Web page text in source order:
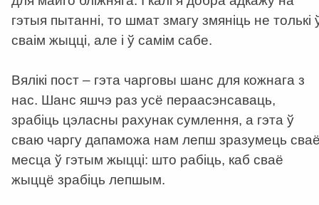
гэтыя пытанні, то шмат змагу змяніць не толькі
сваім жыцці, але і ў самім сабе.
Вялікі пост – гэта чарговы шанс для кожнага з
нас. Шанс яшчэ раз усё пераасэнсаваць,
зрабіць цэласны рахунак сумлення, а гэта ў
сваю чаргу дапаможа нам лепш зразумець
месца ў гэтым жыцці: што рабіць, каб сваё
жыццё зрабіць лепшым.